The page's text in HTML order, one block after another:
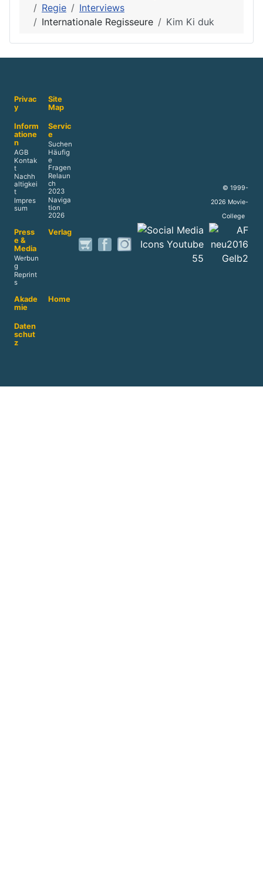
Regie
Interviews
Internationale Regisseure
Kim Ki duk
Privac
y
Site
Map
Inform
atione
n
AGB
Kontak
t
Nachh
altigkei
t
Impres
sum
Servic
e
Suchen
Häufig
e
Fragen
Relaun
ch
2023
Naviga
tion
2026
Press
e &
Media
Werbun
g
Reprint
s
Verlag
Akade
mie
Home
Daten
schut
z
© 1999-
2026 Movie-
College